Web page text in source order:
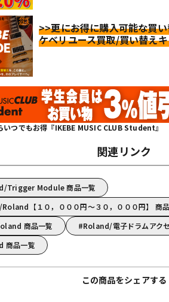
>>更にお得に購入可能な買
ケベリユース買取/買い替え
いつでもお得『IKEBE MUSIC CLUB Student』
関連リンク
Trigger Module 商品一覧
Roland【１０，０００円～３０，０００円】 商
商品一覧
Roland/電子ドラムアク
商品一覧
この商品をシェアする